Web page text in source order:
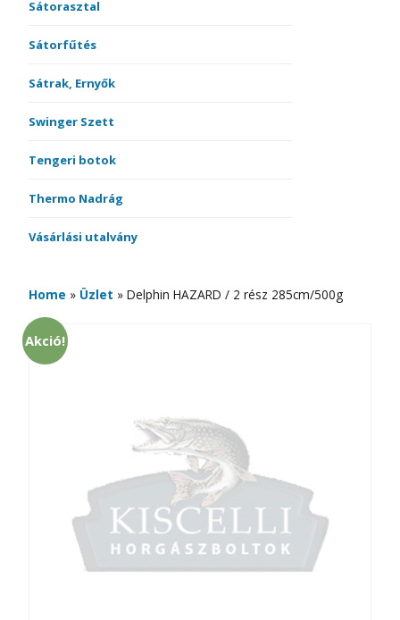
Sátorasztal
Sátorfűtés
Sátrak, Ernyők
Swinger Szett
Tengeri botok
Thermo Nadrág
Vásárlási utalvány
Home » Üzlet » Delphin HAZARD / 2 rész 285cm/500g
Akció!